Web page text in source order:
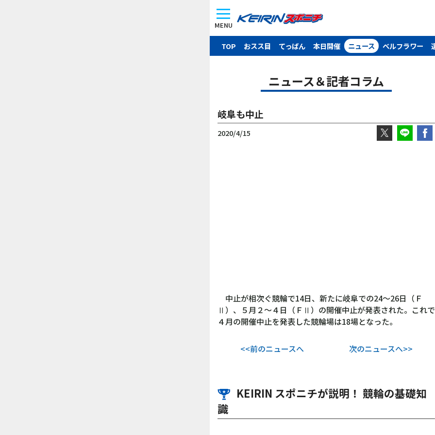
MENU
TOP おスス目 てっぱん 本日開催 ニュース ベルフラワー
ニュース＆記者コラム
岐阜も中止
2020/4/15
中止が相次ぐ競輪で14日、新たに岐阜での24～26日（Ｆ
Ⅱ）、５月２～４日（ＦⅡ）の開催中止が発表された。これで
４月の開催中止を発表した競輪場は18場となった。
<<前のニュースへ 次のニュースへ>>
KEIRIN スポニチが説明！ 競輪の基礎知
識